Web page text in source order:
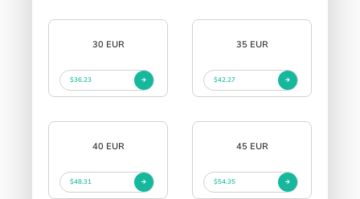
30 EUR
$36.23
35 EUR
$42.27
40 EUR
$48.31
45 EUR
$54.35